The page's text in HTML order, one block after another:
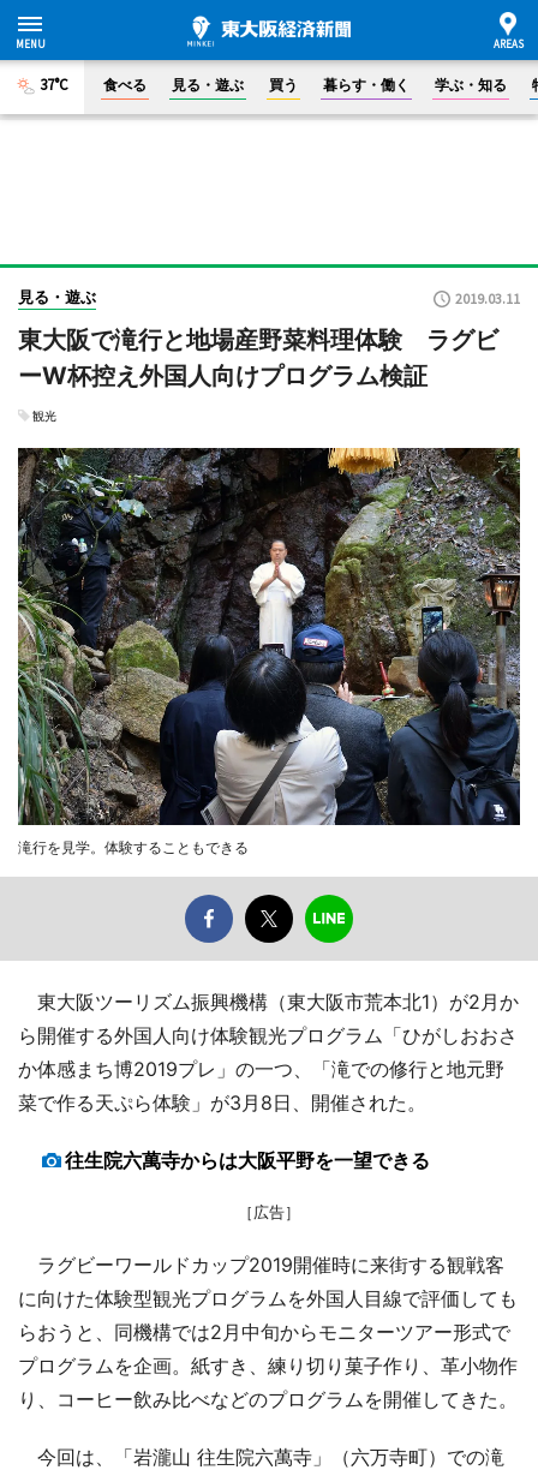
37°C 食べる 見る・遊ぶ 買う 暮らす・働く 学ぶ・知る
見る・遊ぶ 2019.03.11
東大阪で滝行と地場産野菜料理体験 ラグビ
ーW杯控え外国人向けプログラム検証
観光
滝行を見学。体験することもできる
東大阪ツーリズム振興機構（東大阪市荒本北1）が2月か
ら開催する外国人向け体験観光プログラム「ひがしおおさ
か体感まち博2019プレ」の一つ、「滝での修行と地元野
菜で作る天ぷら体験」が3月8日、開催された。
往生院六萬寺からは大阪平野を一望できる
［広告］
ラグビーワールドカップ2019開催時に来街する観戦客
に向けた体験型観光プログラムを外国人目線で評価しても
らおうと、同機構では2月中旬からモニターツアー形式で
プログラムを企画。紙すき、練り切り菓子作り、革小物作
り、コーヒー飲み比べなどのプログラムを開催してきた。
今回は、「岩瀧山 往生院六萬寺」（六万寺町）での滝